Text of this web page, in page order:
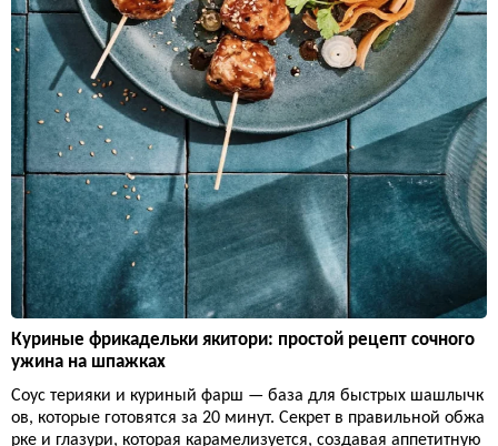
Куриные фрикадельки якитори: простой рецепт сочного
ужина на шпажках
Соус терияки и куриный фарш — база для быстрых шашлычк
ов, которые готовятся за 20 минут. Секрет в правильной обжа
рке и глазури, которая карамелизуется, создавая аппетитную